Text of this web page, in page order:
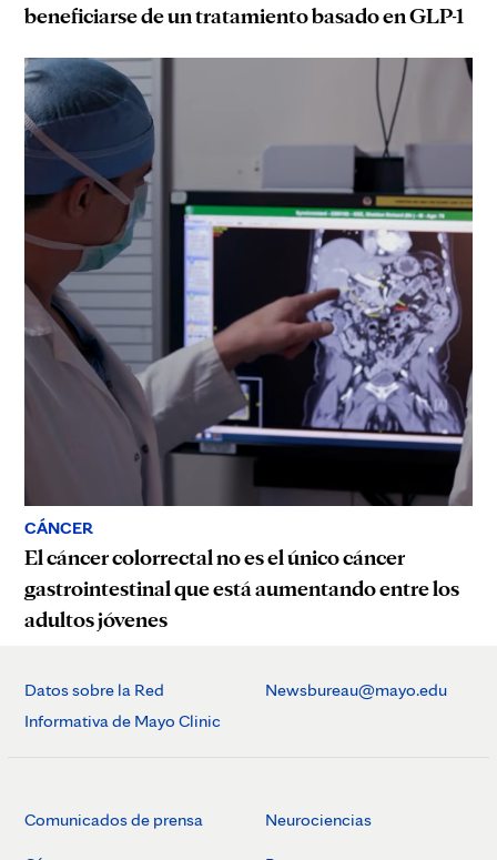
beneficiarse de un tratamiento basado en GLP-1
CÁNCER
El cáncer colorrectal no es el único cáncer
gastrointestinal que está aumentando entre los
adultos jóvenes
Datos sobre la Red
Informativa de Mayo Clinic
Newsbureau@mayo.edu
Comunicados de prensa Neurociencias